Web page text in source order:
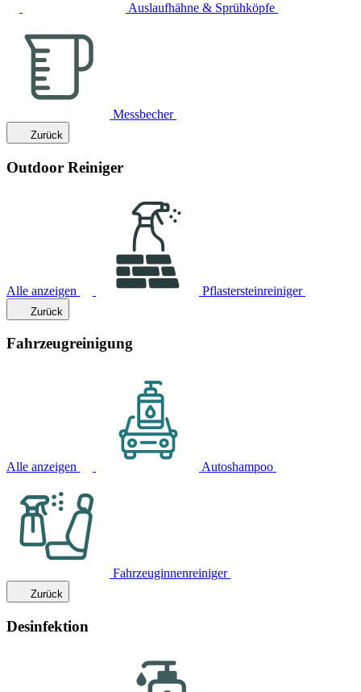
Auslaufhähne & Sprühköpfe
Messbecher
Zurück
Outdoor Reiniger
Alle anzeigen Pflastersteinreiniger
Zurück
Fahrzeugreinigung
Alle anzeigen Autoshampoo
Fahrzeuginnenreiniger
Zurück
Desinfektion